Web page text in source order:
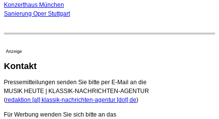
Konzerthaus München
Sanierung Oper Stuttgart
Anzeige
Kontakt
Pressemitteilungen senden Sie bitte per E-Mail an die
MUSIK HEUTE | KLASSIK-NACHRICHTEN-AGENTUR
(redaktion [at] klassik-nachrichten-agentur [dot] de)
Für Werbung wenden Sie sich bitte an das